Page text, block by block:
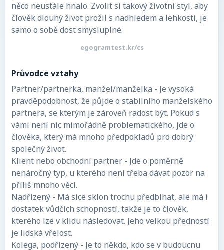
něco neustále hnalo. Zvolit si takový životní styl, aby
člověk dlouhý život prožil s nadhledem a lehkostí, je
samo o sobě dost smysluplné.
egogramtest.kr/cs
Průvodce vztahy
Partner/partnerka, manžel/manželka - Je vysoká
pravděpodobnost, že půjde o stabilního manželského
partnera, se kterým je zároveň radost být. Pokud s
vámi není nic mimořádně problematického, jde o
člověka, který má mnoho předpokladů pro dobrý
společný život.
Klient nebo obchodní partner - Jde o poměrně
nenáročný typ, u kterého není třeba dávat pozor na
příliš mnoho věcí.
Nadřízený - Má sice sklon trochu předbíhat, ale má i
dostatek vůdčích schopností, takže je to člověk,
kterého lze v klidu následovat. Jeho velkou předností
je lidská vřelost.
Kolega, podřízený - Je to někdo, kdo se v budoucnu